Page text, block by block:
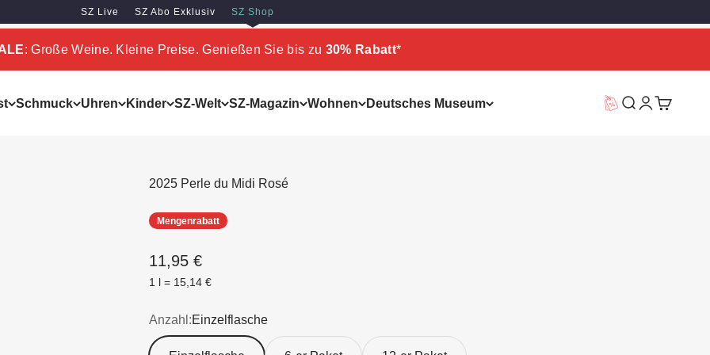
SZ Live SZ Abo Exklusiv SZ Shop
: Große Weine. Kleine Preise. Genießen Sie bis zu 30% Rabatt*
Schmuck Uhren Kinder SZ-Welt SZ-Magazin Wohnen Deutsches Museum Vorteilswelt
Suche
2025 Perle du Midi Rosé
Mengenrabatt
Angebot
11,95 €
1 l = 15,14 €
Anzahl:Einzelflasche